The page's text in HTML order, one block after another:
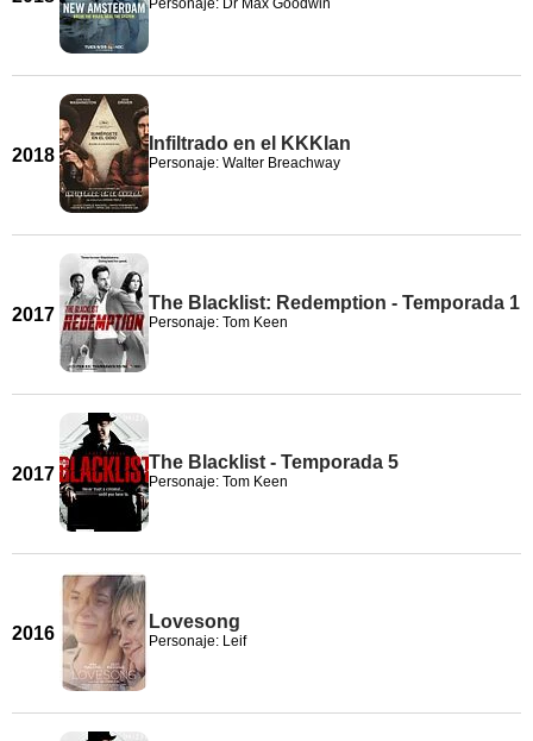
Personaje: Dr Max Goodwin
2018
Infiltrado en el KKKlan
Personaje: Walter Breachway
2017
The Blacklist: Redemption - Temporada 1
Personaje: Tom Keen
2017
The Blacklist - Temporada 5
Personaje: Tom Keen
2016
Lovesong
Personaje: Leif